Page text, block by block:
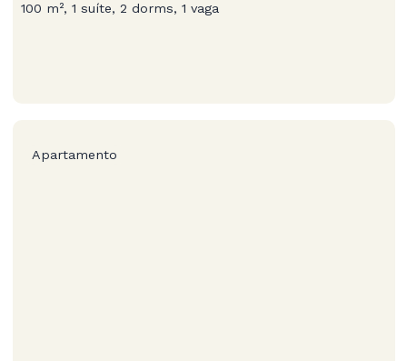
100 m², 1 suíte, 2 dorms, 1 vaga
Apartamento